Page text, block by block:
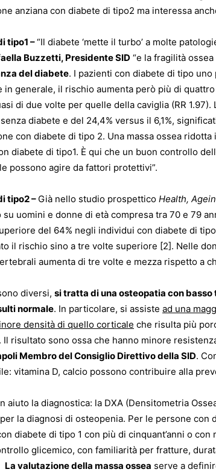
anziana con diabete di tipo2 ma interessa
tipo1 –“Il diabete ‘mette il turbo’ a molte
Buzzetti, Presidente SID “e la fragilità
del diabete. I pazienti con diabete di tipo
in generale, il rischio aumenta però più di
di due volte per quelle della caviglia (RR
diabete e del 24,4% versus il 6,1%,
con diabete di tipo 2. Una massa ossea
diabete di tipo1. È qui che un buon controllo
possono agire da fattori protettivi”.
tipo2 – Già nello studio prospettico Health,
su uomini e donne di età compresa tra 70 e 79
del 64% negli individui con diabete di
il rischio sino a tre volte superiore [2]. Nelle
aumenta di tre volte e mezza rispetto a
diversi, si tratta di una osteopatia con basso
normale. In particolare, si assiste ad una
densità di quello corticale che risulta più
Il risultato sono ossa che hanno minore
Membro del Consiglio Direttivo della SID.
vitamina D, calcio possono contribuire alla
aiuto la diagnostica: la DXA (Densitometria
la diagnosi di osteopenia. Per le persone con
diabete di tipo 1 con più di cinquant’anni o con
glicemico, con familiarità per fratture,
La valutazione della massa ossea serve a